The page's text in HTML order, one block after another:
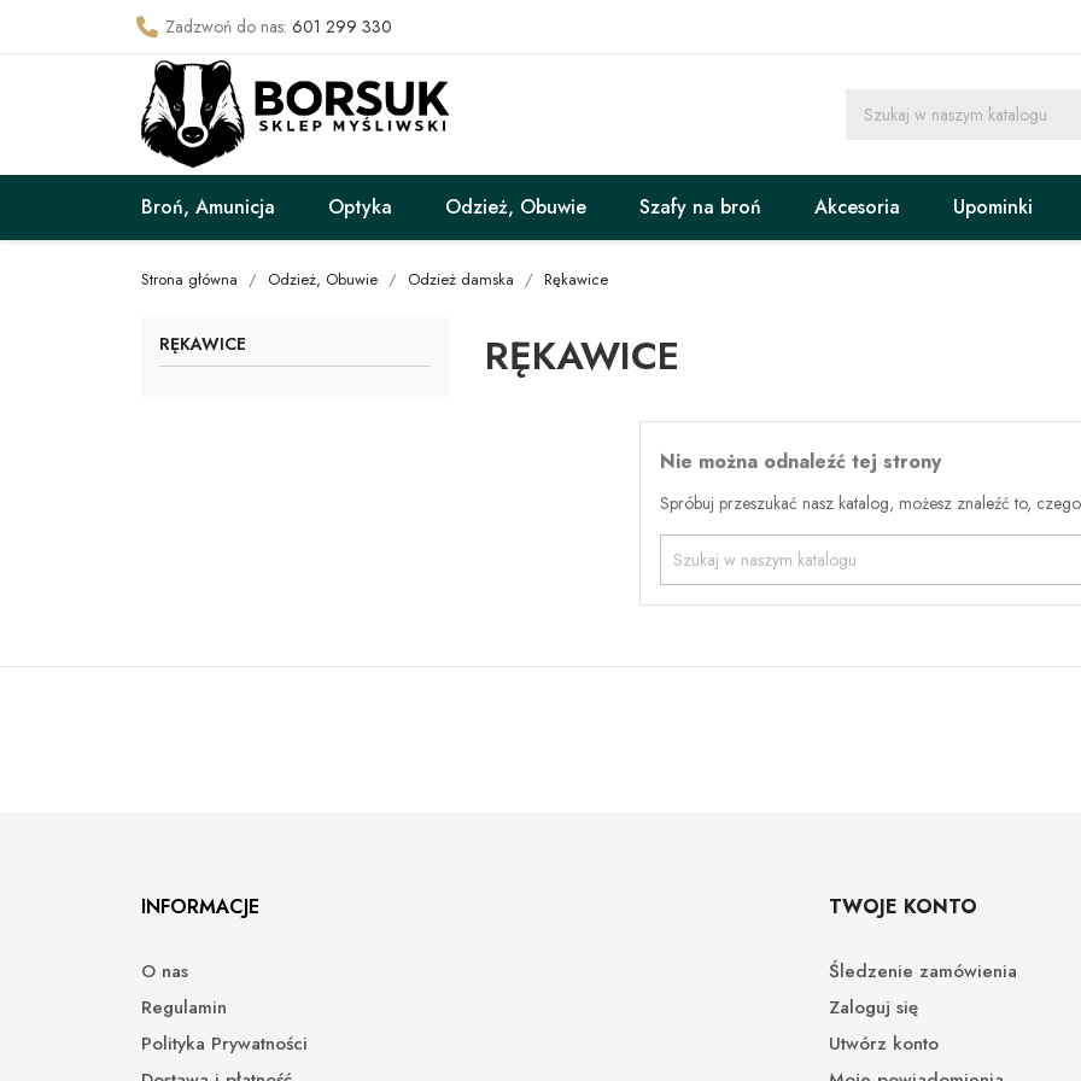
Zadzwoń do nas: 601 299 330
Broń, Amunicja Optyka Odzież, Obuwie Szafy na broń Akcesoria Upominki
Strona główna Odzież, Obuwie Odzież damska Rękawice
RĘKAWICE RĘKAWICE
Nie można odnaleźć tej strony
Spróbuj przeszukać nasz katalog, możesz znaleźć to,
INFORMACJE
O nas
Regulamin
Polityka Prywatności
TWOJE KONTO
Śledzenie zamówienia
Zaloguj się
Utwórz konto